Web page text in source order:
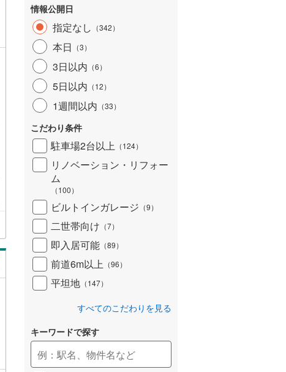
情報公開日
指定なし （342）
本日 （3）
3日以内 （6）
5日以内 （12）
1週間以内 （33）
こだわり条件
駐車場2台以上 （124）
リノベーション・リフォー
ム
（100）
ビルトインガレージ （9）
二世帯向け （7）
即入居可能 （89）
前道6m以上 （96）
平坦地 （147）
すべてのこだわりを見る
キーワードで探す